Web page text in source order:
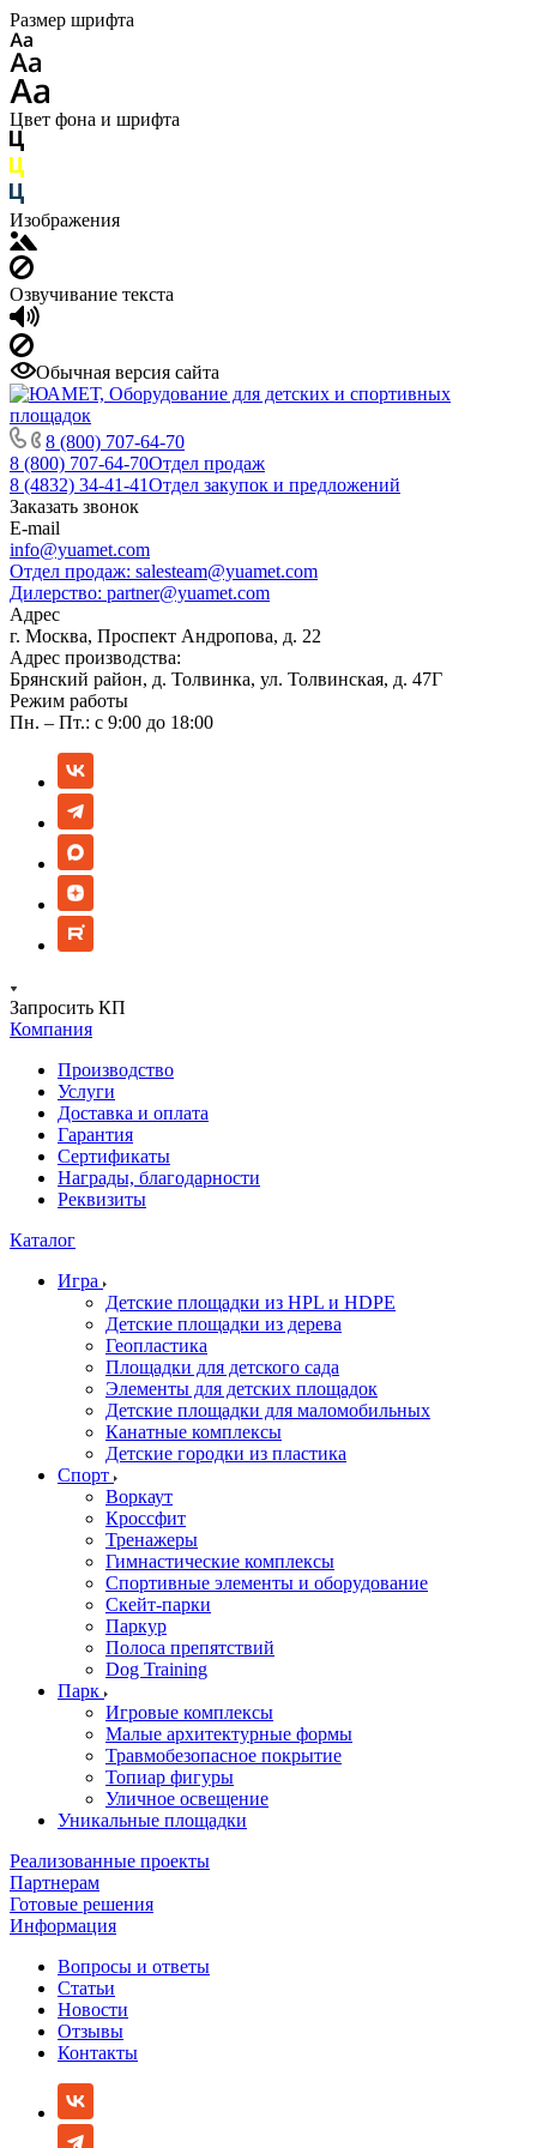
Размер шрифта
Цвет фона и шрифта
Изображения
Озвучивание текста
Обычная версия сайта
8 (800) 707-64-70
8 (800) 707-64-70Отдел продаж
8 (4832) 34-41-41Отдел закупок и предложений
Заказать звонок
E-mail
info@yuamet.com
Отдел продаж: salesteam@yuamet.com
Дилерство: partner@yuamet.com
Адрес
г. Москва, Проспект Андропова, д. 22
Адрес производства:
Брянский район, д. Толвинка, ул. Толвинская, д. 47Г
Режим работы
Пн. – Пт.: с 9:00 до 18:00
Запросить КП
Компания
Производство
Услуги
Доставка и оплата
Гарантия
Сертификаты
Награды, благодарности
Реквизиты
Каталог
Игра
Детские площадки из HPL и HDPE
Детские площадки из дерева
Геопластика
Площадки для детского сада
Элементы для детских площадок
Детские площадки для маломобильных
Канатные комплексы
Детские городки из пластика
Спорт
Воркаут
Кроссфит
Тренажеры
Гимнастические комплексы
Спортивные элементы и оборудование
Скейт-парки
Паркур
Полоса препятствий
Dog Training
Парк
Игровые комплексы
Малые архитектурные формы
Травмобезопасное покрытие
Топиар фигуры
Уличное освещение
Уникальные площадки
Реализованные проекты
Партнерам
Готовые решения
Информация
Вопросы и ответы
Статьи
Новости
Отзывы
Контакты